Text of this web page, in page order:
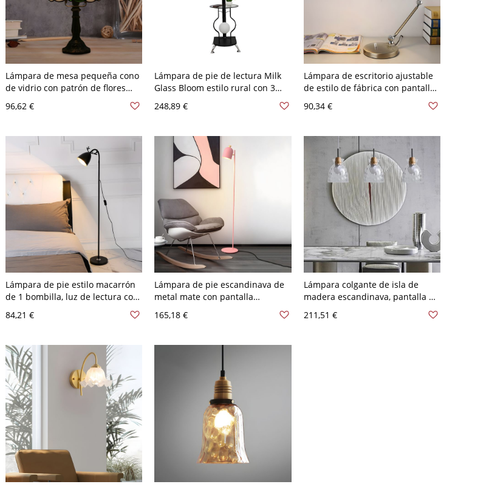
Lámpara de mesa pequeña cono
de vidrio con patrón de flores
Tiffany, blanca y de una sola luz
96,62 €
Lámpara de pie de lectura Milk
Glass Bloom estilo rural con 3
estar
248,89 €
Lámpara de escritorio ajustable
de estilo de fábrica con pantalla
90,34 €
Lámpara de pie estilo macarrón
de 1 bombilla, luz de lectura con
metálica - 110 A 120 V Negro
84,21 €
Lámpara de pie escandinava de
metal mate con pantalla
lectura - 110 A 120 V Rosa
165,18 €
Lámpara colgante de isla de
madera escandinava, pantalla de
cocina - 110 A 120 V Campana
211,51 €